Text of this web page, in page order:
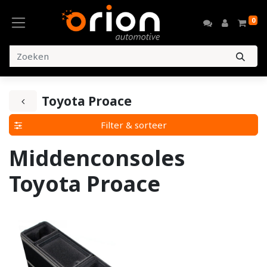
0
Toyota Proace
Filter & sorteer
Middenconsoles
Toyota Proace